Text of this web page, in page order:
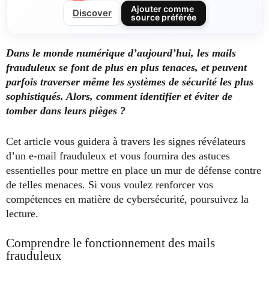
Discover
Ajouter comme
source préférée
Dans le monde numérique d’aujourd’hui, les mails
frauduleux se font de plus en plus tenaces, et peuvent
parfois traverser même les systèmes de sécurité les plus
sophistiqués. Alors, comment identifier et éviter de
tomber dans leurs pièges ?
Cet article vous guidera à travers les signes révélateurs
d’un e-mail frauduleux et vous fournira des astuces
essentielles pour mettre en place un mur de défense contre
de telles menaces. Si vous voulez renforcer vos
compétences en matière de cybersécurité, poursuivez la
lecture.
Comprendre le fonctionnement des mails
frauduleux